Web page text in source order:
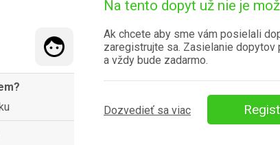
Na tento dopyt už nie je
Ak chcete aby sme vám posielali
zaregistrujte sa. Zasielanie dopytov
a vždy bude zadarmo.
Dozvedieť sa viac